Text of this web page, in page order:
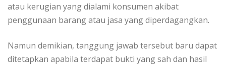
atau kerugian yang dialami konsumen akibat
penggunaan barang atau jasa yang diperdagangkan.
Namun demikian, tanggung jawab tersebut baru dapat
ditetapkan apabila terdapat bukti yang sah dan hasil